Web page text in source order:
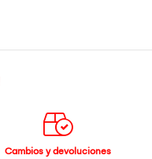
Cambios y devoluciones